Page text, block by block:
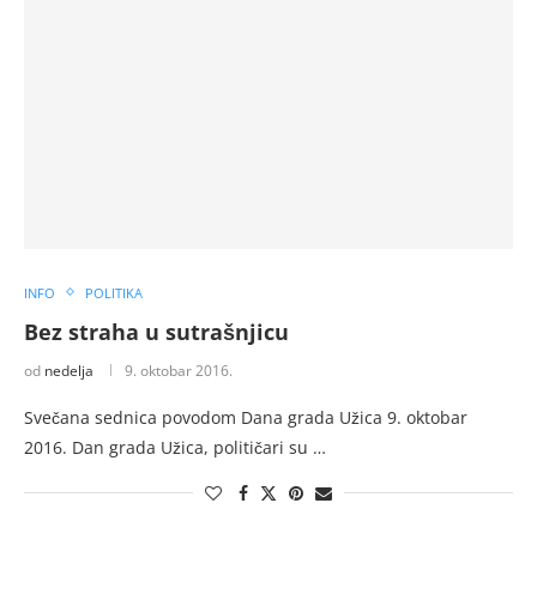
INFO POLITIKA
Bez straha u sutrašnjicu
od nedelja 9. oktobar 2016.
Svečana sednica povodom Dana grada Užica 9. oktobar
2016. Dan grada Užica, političari su …